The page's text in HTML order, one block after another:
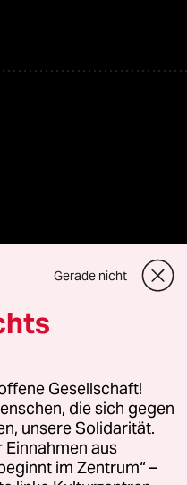
GmbH
oder für Genehmigungen
Richtlinien
Gerade nicht
Gesellschaft!
die sich gegen
unsere Solidarität.
aus
im Zentrum“ –